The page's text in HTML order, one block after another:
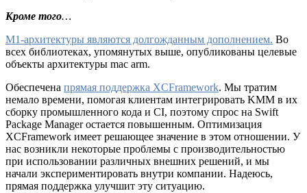
Кроме того…
M1-архитектуры являются долгожданным дополнением. Во
всех библиотеках, упомянутых выше, опубликованы целевые
объекты архитектуры mac arm.
Обеспечена прямая поддержка XCFramework. Мы тратим
немало времени, помогая клиентам интегрировать KMM в их
сборку промышленного кода и CI, поэтому спрос на Swift
Package Manager остается повышенным. Оптимизация
XCFramework имеет решающее значение в этом отношении. У
нас возникли некоторые проблемы с производительностью
при использовании различных внешних решений, и мы
начали экспериментировать внутри компании. Надеюсь,
прямая поддержка улучшит эту ситуацию.